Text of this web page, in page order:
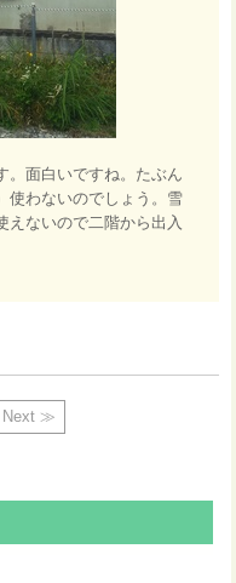
面白いですね。たぶん
使わないのでしょう。雪
えないので二階から出入
Next ≫